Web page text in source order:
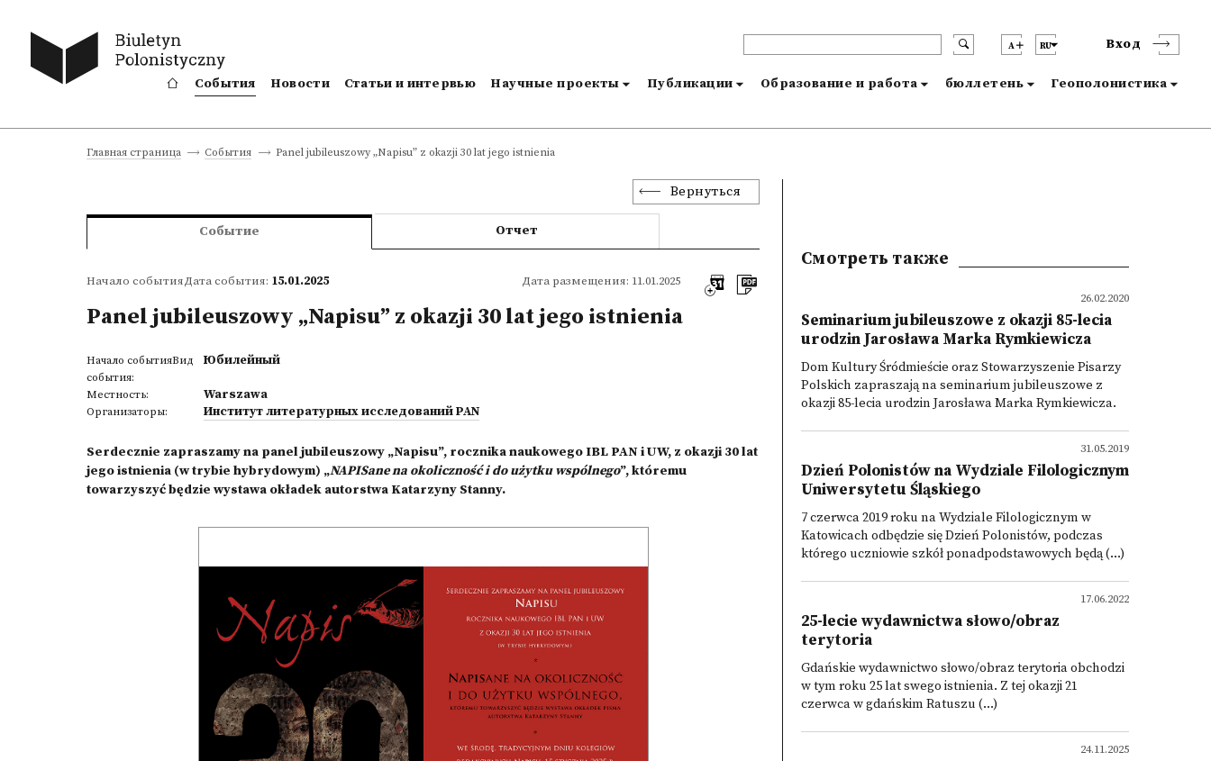
A RU Вход
События Новости Статьи и интервью Научные проекты Публикации Образование и работа бюллетень Геополонистика
Главная страница События Panel jubileuszowy „Napisu” z okazji 30 lat jego istnienia
Вернуться
Событие Отчет
Начало событияДата события: 15.01.2025 Дата размещения: 11.01.2025
Panel jubileuszowy „Napisu” z okazji 30 lat jego istnienia
Начало событияВид
события:
Юбилейный
Местность: Warszawa
Организаторы: Институт литературных исследований PAN
Serdecznie zapraszamy na panel jubileuszowy „Napisu”, rocznika naukowego IBL PAN i UW, z okazji 30 lat
jego istnienia (w trybie hybrydowym) „NAPISane na okoliczność i do użytku wspólnego”, któremu
towarzyszyć będzie wystawa okładek autorstwa Katarzyny Stanny.
Смотреть также
26.02.2020
Seminarium jubileuszowe z okazji 85-lecia
urodzin Jarosława Marka Rymkiewicza
Dom Kultury Śródmieście oraz Stowarzyszenie Pisarzy
Polskich zapraszają na seminarium jubileuszowe z
okazji 85-lecia urodzin Jarosława Marka Rymkiewicza.
31.05.2019
Dzień Polonistów na Wydziale Filologicznym
Uniwersytetu Śląskiego
7 czerwca 2019 roku na Wydziale Filologicznym w
Katowicach odbędzie się Dzień Polonistów, podczas
którego uczniowie szkół ponadpodstawowych będą (...)
17.06.2022
25-lecie wydawnictwa słowo/obraz
terytoria
Gdańskie wydawnictwo słowo/obraz terytoria obchodzi
w tym roku 25 lat swego istnienia. Z tej okazji 21
czerwca w gdańskim Ratuszu (...)
24.11.2025